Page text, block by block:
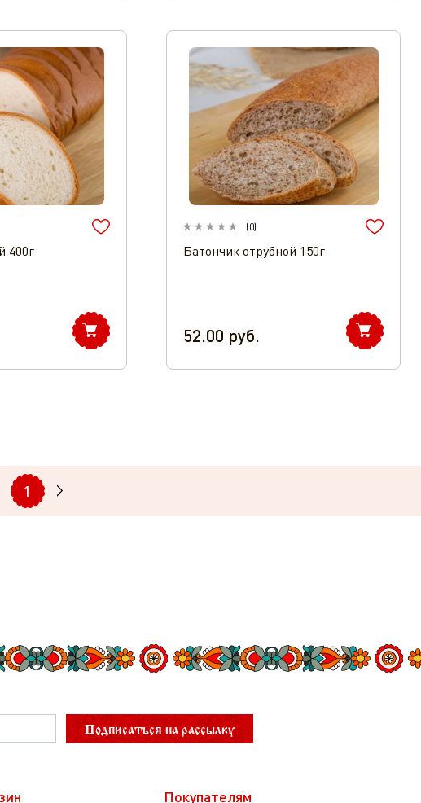
400г
(0)
Батончик отрубной 150г
52.00 руб.
1
Подписаться на рассылку
Покупателям